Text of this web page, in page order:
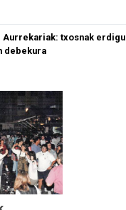
Aurrekariak: txosnak
debekura